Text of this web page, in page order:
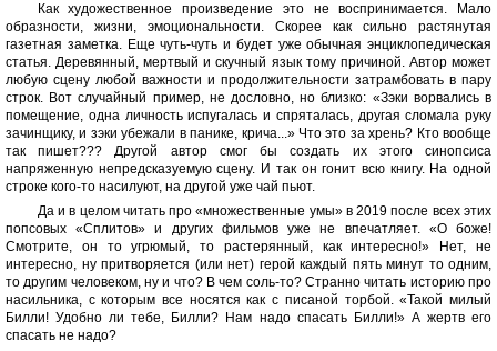
Как художественное произведение это не воспринимается. Мало
образности, жизни, эмоциональности. Скорее как сильно растянутая
газетная заметка. Еще чуть-чуть и будет уже обычная энциклопедическая
статья. Деревянный, мертвый и скучный язык тому причиной. Автор может
любую сцену любой важности и продолжительности затрамбовать в пару
строк. Вот случайный пример, не дословно, но близко: «Зэки ворвались в
помещение, одна личность испугалась и спряталась, другая сломала руку
зачинщику, и зэки убежали в панике, крича...» Что это за хрень? Кто вообще
так пишет??? Другой автор смог бы создать их этого синопсиса
напряженную непредсказуемую сцену. И так он гонит всю книгу. На одной
строке кого-то насилуют, на другой уже чай пьют.
Да и в целом читать про «множественные умы» в 2019 после всех этих
попсовых «Сплитов» и других фильмов уже не впечатляет. «О боже!
Смотрите, он то угрюмый, то растерянный, как интересно!» Нет, не
интересно, ну притворяется (или нет) герой каждый пять минут то одним,
то другим человеком, ну и что? В чем соль-то? Странно читать историю про
насильника, с которым все носятся как с писаной торбой. «Такой милый
Билли! Удобно ли тебе, Билли? Нам надо спасать Билли!» А жертв его
спасать не надо?